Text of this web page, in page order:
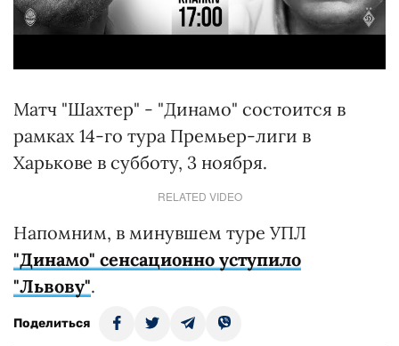
Матч "Шахтер" - "Динамо" состоится в
рамках 14-го тура Премьер-лиги в
Харькове в субботу, 3 ноября.
RELATED VIDEO
Напомним, в минувшем туре УПЛ
"Динамо" сенсационно уступило
"Львову".
Поделиться